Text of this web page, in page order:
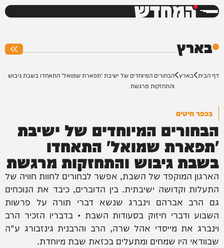
המחדש
בארץ
דף הבית בארץ הבחורים המיוחדים של ישיבת 'תפארת שמואל' התאחדו בשבת גיבוש
והתחזקות מרגשת
בכפר חיטים
הבחורים המיוחדים של ישיבת
'תפארת שמואל' התאחדו
בשבת גיבוש והתחזקות מרגשת
הארגון המוקפד של השבת, אפשר לבחורים לחוות חוויה של
התעלות וקדושה ישיבתית. בין הדוברים, כיבד את הנוכחים
גם הרב אברהם וינברג שנשא דברי תורה על פרשות
השבוע ודברי חיזוק בסעודות השבת • בדבריו הזכיר הרב
וינברג את מייסדי אהל שרה, הרב והרבנית גינזבורג ע"ה
שבוודאי היו שמחים ומתעלים בכזאת שבת מיוחדת.